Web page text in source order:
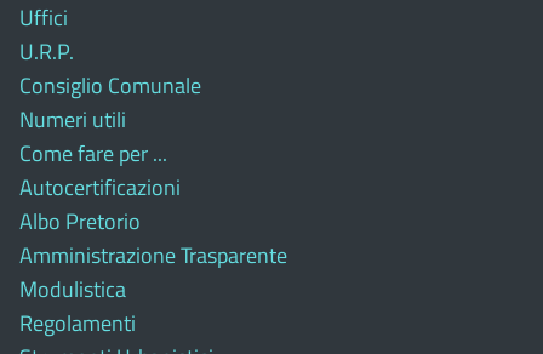
Uffici
U.R.P.
Consiglio Comunale
Numeri utili
Come fare per ...
Autocertificazioni
Albo Pretorio
Amministrazione Trasparente
Modulistica
Regolamenti